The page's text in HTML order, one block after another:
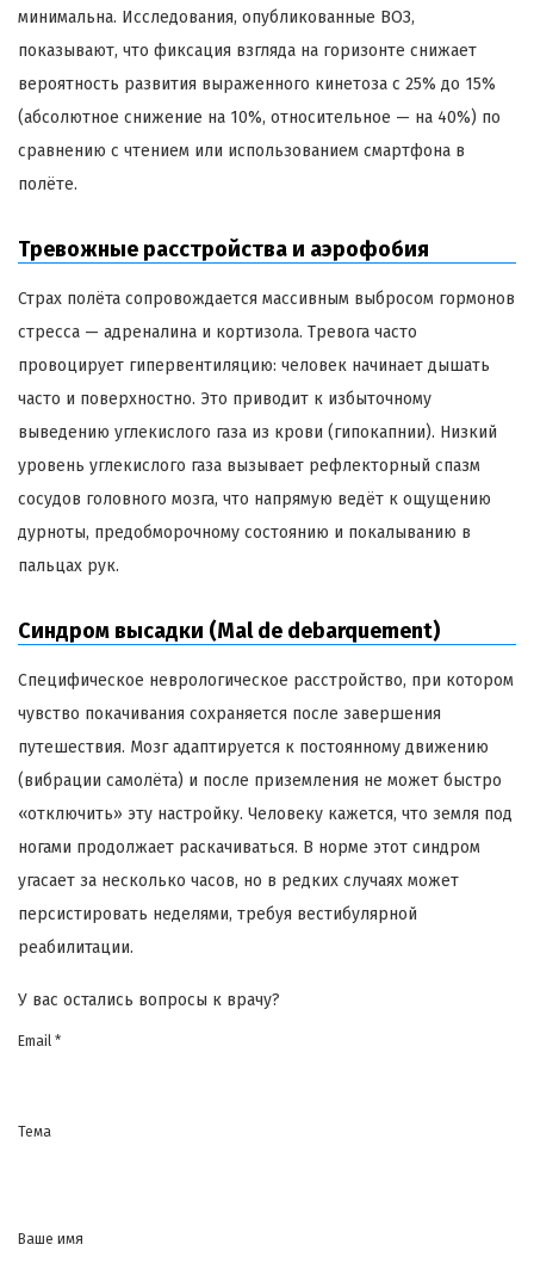
минимальна. Исследования, опубликованные ВОЗ,
показывают, что фиксация взгляда на горизонте снижает
вероятность развития выраженного кинетоза с 25% до 15%
(абсолютное снижение на 10%, относительное — на 40%) по
сравнению с чтением или использованием смартфона в
полёте.
Тревожные расстройства и аэрофобия
Страх полёта сопровождается массивным выбросом гормонов
стресса — адреналина и кортизола. Тревога часто
провоцирует гипервентиляцию: человек начинает дышать
часто и поверхностно. Это приводит к избыточному
выведению углекислого газа из крови (гипокапнии). Низкий
уровень углекислого газа вызывает рефлекторный спазм
сосудов головного мозга, что напрямую ведёт к ощущению
дурноты, предобморочному состоянию и покалыванию в
пальцах рук.
Синдром высадки (Mal de debarquement)
Специфическое неврологическое расстройство, при котором
чувство покачивания сохраняется после завершения
путешествия. Мозг адаптируется к постоянному движению
(вибрации самолёта) и после приземления не может быстро
«отключить» эту настройку. Человеку кажется, что земля под
ногами продолжает раскачиваться. В норме этот синдром
угасает за несколько часов, но в редких случаях может
персистировать неделями, требуя вестибулярной
реабилитации.
У вас остались вопросы к врачу?
Email *
Тема
Ваше имя